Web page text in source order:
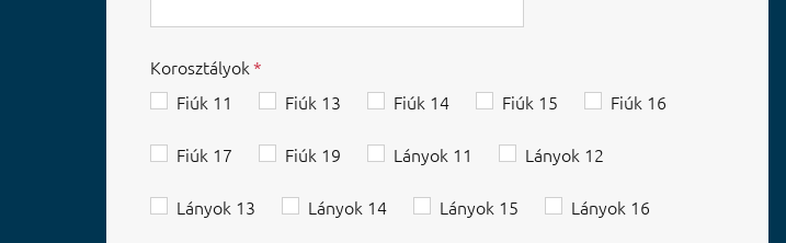
Korosztályok
Fiúk 11
Fiúk 13 Fiúk 14 Fiúk 15 Fiúk 16
Fiúk 17 Fiúk 19 Lányok 11 Lányok 12
Lányok 13 Lányok 14 Lányok 15 Lányok 16